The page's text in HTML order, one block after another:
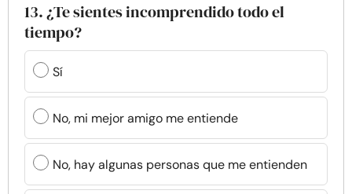
13. ¿Te sientes incomprendido todo el
tiempo?
Sí
No, mi mejor amigo me entiende
No, hay algunas personas que me entienden